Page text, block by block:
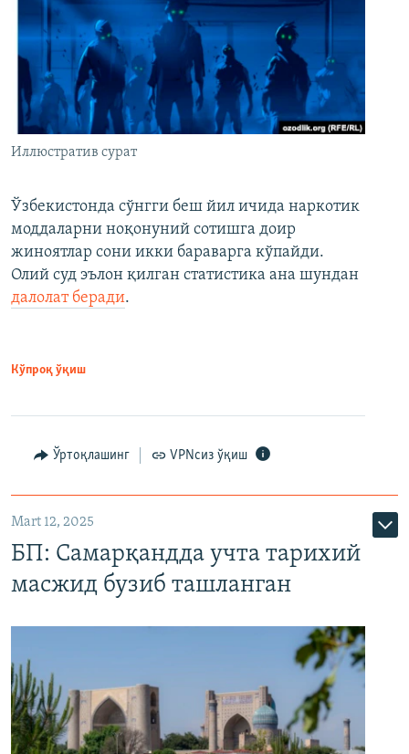
Иллюстратив сурат
Ўзбекистонда сўнгги беш йил ичида наркотик
моддаларни ноқонуний сотишга доир
жиноятлар сони икки бараварга кўпайди.
Олий суд эълон қилган статистика ана шундан
далолат беради.
Кўпроқ ўқиш
Ўртоқлашинг VPNсиз ўқиш
Mart 12, 2025
БП: Самарқандда учта тарихий
масжид бузиб ташланган